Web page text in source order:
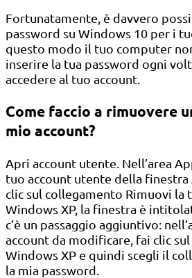
Fortunatamente, è davvero
password su Windows 10 per i
questo modo il tuo computer
inserire la tua password ogni
accedere al tuo account.
Come faccio a rimuovere
mio account?
Apri account utente. Nell’area
tuo account utente della
clic sul collegamento Rimuovi la
Windows XP, la finestra è
c’è un passaggio aggiuntivo:
account da modificare, fai clic
Windows XP e quindi scegli il
la mia password.